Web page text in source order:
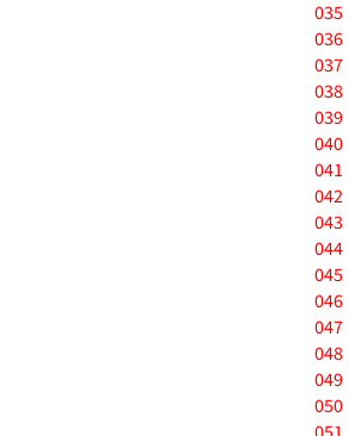
035
036
037
038
039
040
041
042
043
044
045
046
047
048
049
050